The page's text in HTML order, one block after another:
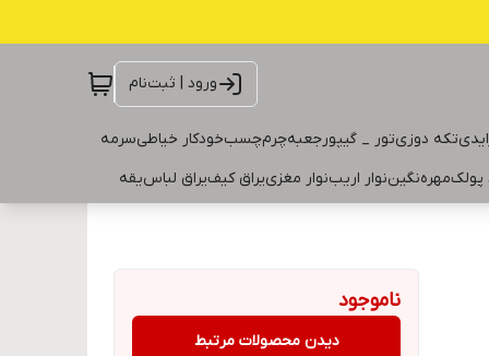
ورود | ثبت‌نام
تکه دوزیتور _ گیپورجعبهچرمچسبخودکار خیاطیسرمه
پولکمهرهنگیننوار اریبنوار مغزییراق کیفیراق لباسیقه
ناموجود
دیدن محصولات مرتبط